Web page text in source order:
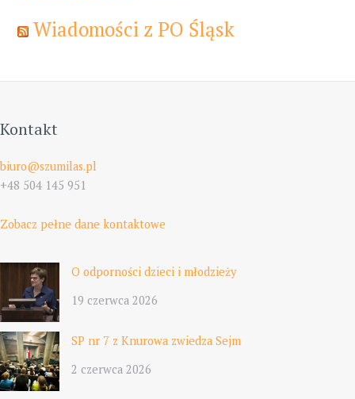
Wiadomości z PO Śląsk
Kontakt
biuro@szumilas.pl
+48 504 145 951
Zobacz pełne dane kontaktowe
O odporności dzieci i młodzieży
19 czerwca 2026
SP nr 7 z Knurowa zwiedza Sejm
2 czerwca 2026